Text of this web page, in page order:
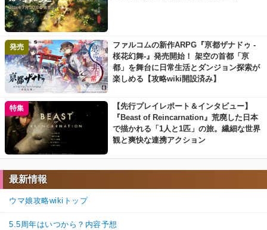
発売
ファルコムの新作ARPG『亰都ザナドゥ -
桜花幻舞-』発売開始！ 架空の首都「亰
都」を舞台に日常生活とダンジョン探索が
楽しめる【攻略wiki開設済み】
特集
【先行プレイレポート＆インタビュー】
『Beast of Reincarnation』荒廃した日本
で描かれる「1人と1匹」の旅。繊細な世界
観と爽快な連携アクション
最新情報
ウマ娘攻略wikiトップ
5.5周年はいつから？内容予想